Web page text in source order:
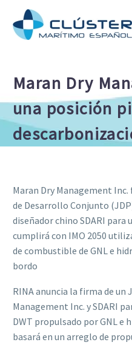
Maran Dry
una posición
Maran Dry Management
de Desarrollo Conjunto
diseñador chino SDARI para
cumplirá con IMO 2050
de combustible de GNL e
bordo
RINA anuncia la firma de un
Management Inc. y SDARI
DWT propulsado por GNL e
basará en un arreglo de